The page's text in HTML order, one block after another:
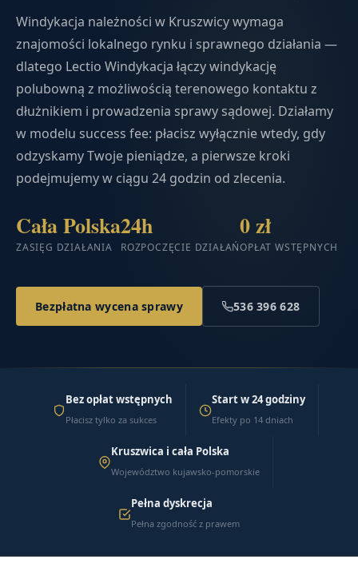
Windykacja należności w Kruszwicy wymaga
znajomości lokalnego rynku i sprawnego działania —
dlatego Lectio Windykacja łączy windykację
polubowną z możliwością terenowego kontaktu z
dłużnikiem i prowadzenia sprawy sądowej. Działamy
w modelu success fee: płacisz wyłącznie wtedy, gdy
odzyskamy Twoje pieniądze, a pierwsze kroki
podejmujemy w ciągu 24 godzin od zlecenia.
Cała Polska
ZASIĘG DZIAŁANIA
24h
ROZPOCZĘCIE DZIAŁAŃ
0 zł
OPŁAT WSTĘPNYCH
Bezpłatna wycena sprawy 536 396 628
Bez opłat wstępnych
Płacisz tylko za sukces
Start w 24 godziny
Efekty po 14 dniach
Kruszwica i cała Polska
Województwo kujawsko-pomorskie
Pełna dyskrecja
Pełna zgodność z prawem